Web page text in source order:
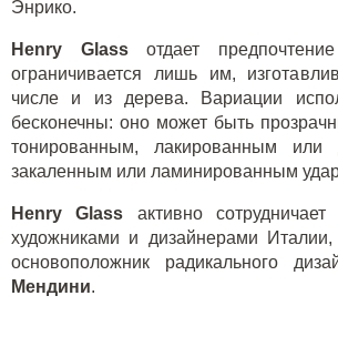
Энрико.
Henry Glass
отдает
ограничивается лишь им,
числе и из дерева. Вариации
бесконечны: оно может быть
тонированным, лакированным или
закаленным или ламинированным
Henry Glass
активно
художниками и дизайнерами
основоположник радикального
Мендини.